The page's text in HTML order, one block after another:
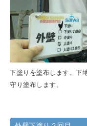
下塗りを塗布します。下
守り塗布します。